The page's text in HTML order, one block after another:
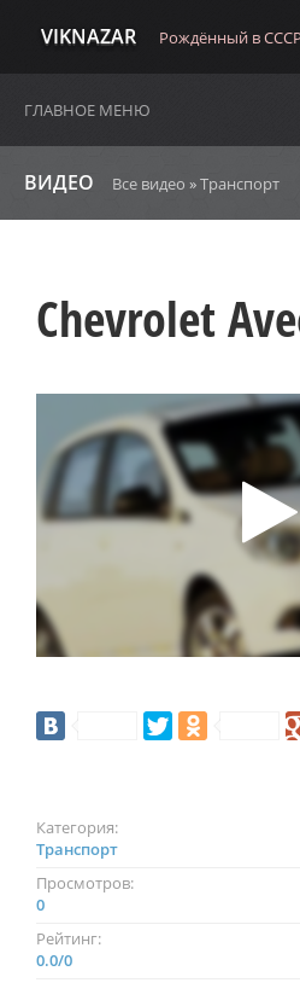
VIKNAZAR Рождённый в СССР
ГЛАВНОЕ МЕНЮ
ВИДЕО Все видео »Транспорт
Chevrolet
Категория:
Транспорт
Просмотров:
0
Рейтинг:
0.0/0